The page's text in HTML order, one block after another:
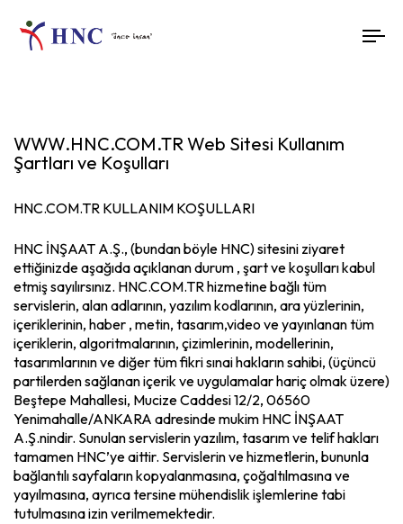
WWW.HNC.COM.TR Web Sitesi Kullanım
Şartları ve Koşulları
HNC.COM.TR KULLANIM KOŞULLARI
HNC İNŞAAT A.Ş., (bundan böyle HNC) sitesini ziyaret
ettiğinizde aşağıda açıklanan durum , şart ve koşulları kabul
etmiş sayılırsınız. HNC.COM.TR hizmetine bağlı tüm
servislerin, alan adlarının, yazılım kodlarının, ara yüzlerinin,
içeriklerinin, haber , metin, tasarım,video ve yayınlanan tüm
içeriklerin, algoritmalarının, çizimlerinin, modellerinin,
tasarımlarının ve diğer tüm fikri sınai hakların sahibi, (üçüncü
partilerden sağlanan içerik ve uygulamalar hariç olmak üzere)
Beştepe Mahallesi, Mucize Caddesi 12/2, 06560
Yenimahalle/ANKARA adresinde mukim HNC İNŞAAT
A.Ş.nindir. Sunulan servislerin yazılım, tasarım ve telif hakları
tamamen HNC’ye aittir. Servislerin ve hizmetlerin, bununla
bağlantılı sayfaların kopyalanmasına, çoğaltılmasına ve
yayılmasına, ayrıca tersine mühendislik işlemlerine tabi
tutulmasına izin verilmemektedir.